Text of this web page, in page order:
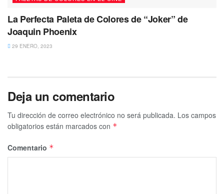
La Perfecta Paleta de Colores de “Joker” de
Joaquin Phoenix
29 ENERO, 2023
Deja un comentario
Tu dirección de correo electrónico no será publicada. Los campos
obligatorios están marcados con *
Comentario *